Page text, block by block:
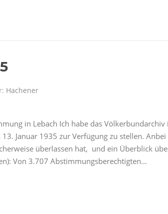
Hachener
in Lebach Ich habe das
Januar 1935 zur Verfügung zu stellen.
überlassen hat, und ein Überblick
Von 3.707 Abstimmungsberechtigten…